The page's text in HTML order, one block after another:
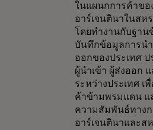
ในแผนกการค้าขอ
อาร์เจนตินาในสห
โดยทำงานกับฐาน
บันทึกข้อมูลการนำ
ออกของประเทศ
ผู้นำเข้า ผู้ส่งออก
ระหว่างประเทศ เ
ค้าข้ามพรมแดน แ
ความสัมพันธ์ทางก
อาร์เจนตินาและส